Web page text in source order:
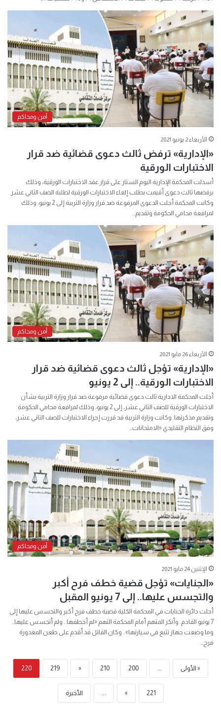
أمن ومحاكم
الأربعاء 2 يونيو 2021
«الإدارية» ترفض ثالث دعوى قضائية ضد قرار
الاختبارات الورقية
أسدلت المحكمة الإدارية اليوم الستار على قرار عقد الاختبارات الورقية، وذلك
برفضها ثالث دعوى أقيمت بطلب إلغاء الاختبارات الورقية لطلبة الصف الثاني عشر.
وكانت المحكمة أجلت الدعوى المرفوعة ضد قرار وزارة التربية إلى 2 يونيو، وذلك
لمرافعة محامي الحكومة وتقديم…
أمن ومحاكم
الأربعاء 26 مايو 2021
«الإدارية» تؤجل ثالث دعوى قضائية ضد قرار
الاختبارات الورقية.. إلى 2 يونيو
أجلت المحكمة الادارية ثالث دعوى قضائية مرفوعة ضد قرار وزارة التربية بشأن
الاختبارات الورقية للصف الثاني عشر، إلى 2 يونيو، وذلك لمرافعة محامي الحكومة
وتقديم مذكرتها. وكانت وزارة التربية قد قررت إجراء الاختبارات للصف الثاني عشر،
وفق النظام التقليدي «الامتحانات…
أمن ومحاكم
الإثنين 24 مايو 2021
«الجنايات» تؤجل قضية خطف فرح أكبر
والتجسس عليها.. إلى 7 يونيو المقبل
أجلت دائرة الجنايات في المحكمة الكلية قضية خطف فرح أكبر والتجسس عليها إلى
7 يونيو القادم. وأنكر المتهم أمام المحكمة التهم «لم أخطفها.. ولم أتجسس عليها..
وما وضعت جهاز تتبع في سيارتها». وكان القاتل قد أقدم على طعن المغدورة
فرح…
« الأولى 200
210
«
219
220
221
» الأخيرة